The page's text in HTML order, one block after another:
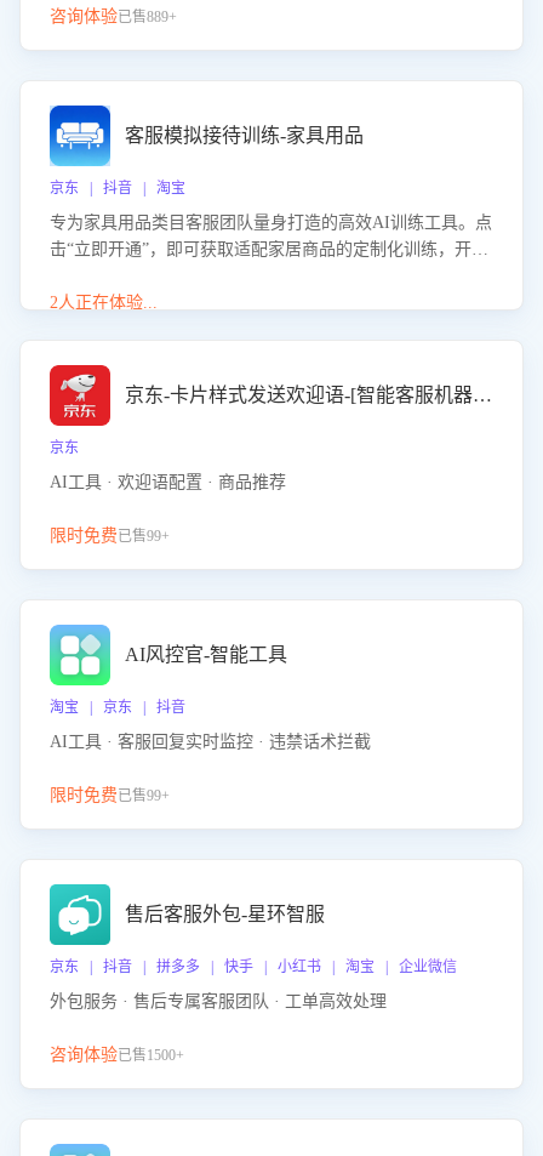
咨询体验已售889+
客服模拟接待训练-家具用品
京东 | 抖音 | 淘宝
专为家具用品类目客服团队量身打造的高效AI训练工具。点
击“立即开通”，即可获取适配家居商品的定制化训练，开启
能、尺寸参数咨询等高频场景下的专业应对能力。
2人正在体验...
京东-卡片样式发送欢迎语-[智能客服机器人]
京东
AI工具 · 欢迎语配置 · 商品推荐
限时免费已售99+
AI风控官-智能工具
淘宝 | 京东 | 抖音
AI工具 · 客服回复实时监控 · 违禁话术拦截
限时免费已售99+
售后客服外包-星环智服
京东 | 抖音 | 拼多多 | 快手 | 小红书 | 淘宝 | 企业微信
外包服务 · 售后专属客服团队 · 工单高效处理
咨询体验已售1500+